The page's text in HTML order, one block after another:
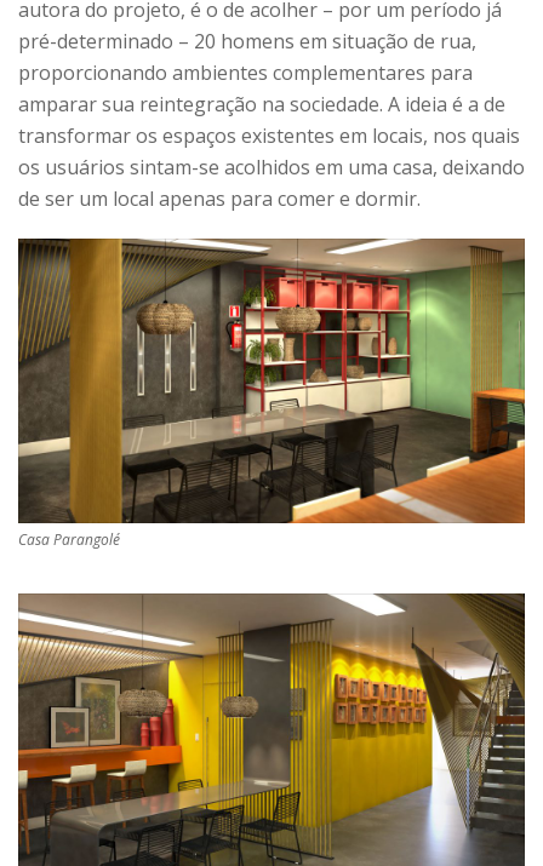
autora do projeto, é o de acolher – por um período já
pré-determinado – 20 homens em situação de rua,
proporcionando ambientes complementares para
amparar sua reintegração na sociedade. A ideia é a de
transformar os espaços existentes em locais, nos quais
os usuários sintam-se acolhidos em uma casa, deixando
de ser um local apenas para comer e dormir.
Casa Parangolé